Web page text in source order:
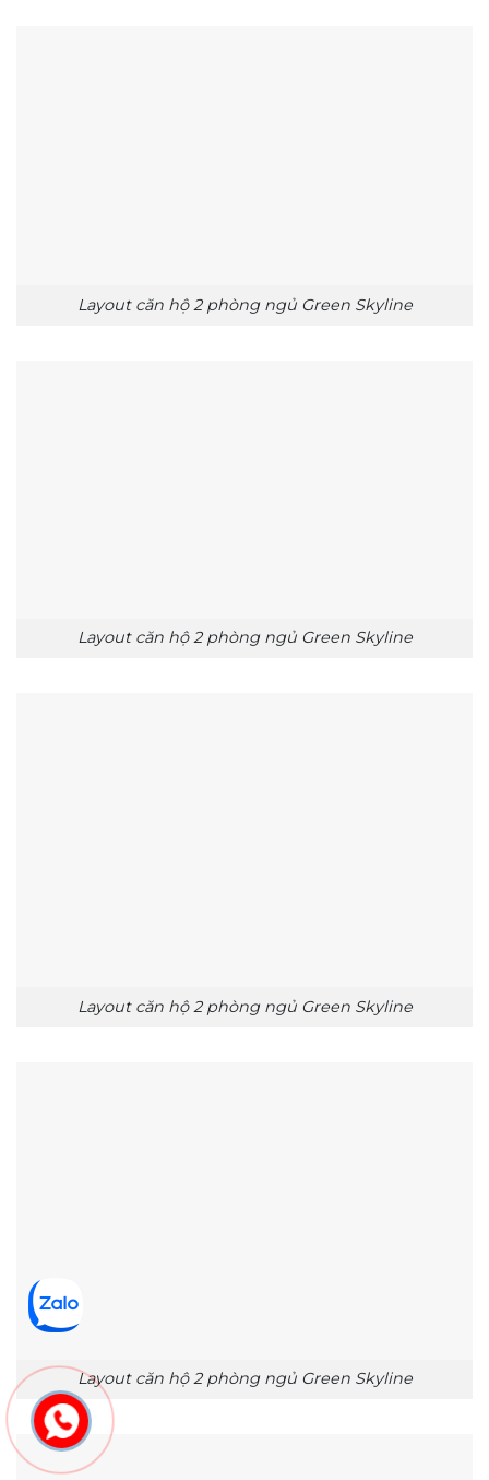
Layout căn hộ 2 phòng ngủ Green Skyline
Layout căn hộ 2 phòng ngủ Green Skyline
Layout căn hộ 2 phòng ngủ Green Skyline
Layout căn hộ 2 phòng ngủ Green Skyline